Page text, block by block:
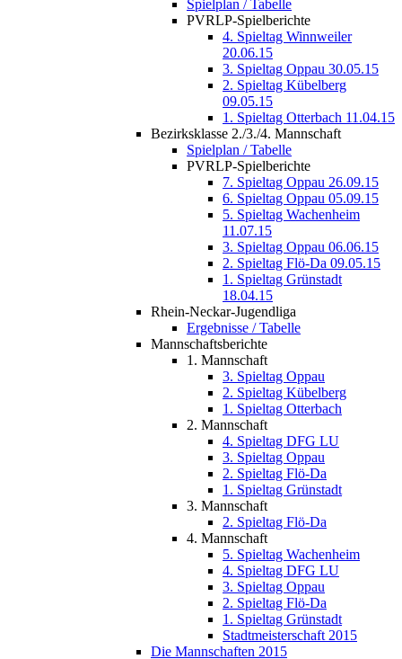
Spielplan / Tabelle
PVRLP-Spielberichte
4. Spieltag Winnweiler
20.06.15
3. Spieltag Oppau 30.05.15
2. Spieltag Kübelberg
09.05.15
1. Spieltag Otterbach 11.04.15
Bezirksklasse 2./3./4. Mannschaft
Spielplan / Tabelle
PVRLP-Spielberichte
7. Spieltag Oppau 26.09.15
6. Spieltag Oppau 05.09.15
5. Spieltag Wachenheim
11.07.15
3. Spieltag Oppau 06.06.15
2. Spieltag Flö-Da 09.05.15
1. Spieltag Grünstadt
18.04.15
Rhein-Neckar-Jugendliga
Ergebnisse / Tabelle
Mannschaftsberichte
1. Mannschaft
3. Spieltag Oppau
2. Spieltag Kübelberg
1. Spieltag Otterbach
2. Mannschaft
4. Spieltag DFG LU
3. Spieltag Oppau
2. Spieltag Flö-Da
1. Spieltag Grünstadt
3. Mannschaft
2. Spieltag Flö-Da
4. Mannschaft
5. Spieltag Wachenheim
4. Spieltag DFG LU
3. Spieltag Oppau
2. Spieltag Flö-Da
1. Spieltag Grünstadt
Stadtmeisterschaft 2015
Die Mannschaften 2015